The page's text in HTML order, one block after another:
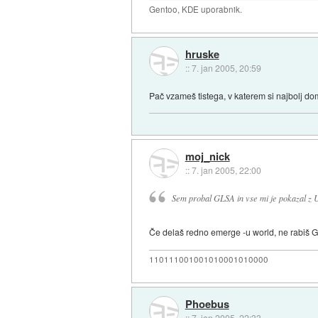
Gentoo, KDE uporabnik.
hruske
::7. jan 2005, 20:59
Pač vzameš tistega, v katerem si najbolj
moj_nick
::7. jan 2005, 22:00
Sem probal GLSA in vse mi je pokazal z
Če delaš redno emerge -u world, ne rabiš
110111001001010001010000
Phoebus